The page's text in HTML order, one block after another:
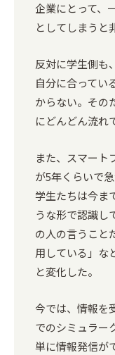
企業にとって、
としてしまうと
反対に学生側も
自分に合ってい
からない。その
にどんどん流れ
また、スマート
が5年くらいで
学生たちは今ま
うな形で認識し
の人の言うこと
用している」な
と変化した。
今では、情報を
でのシミュラー
単に情報発信が